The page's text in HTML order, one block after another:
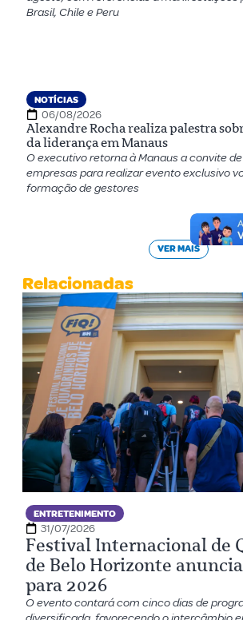
Brasil, Chile e Peru
NOTÍCIAS
06/08/2026
Alexandre Rocha realiza palestra
da liderança em Manaus
O executivo retorna à Manaus a convite
empresas para realizar evento exclusivo
formação de gestores
VER MAIS
Relacionadas
ENTRETENIMENTO
31/07/2026
Festival Internacional de
de Belo Horizonte
para 2026
O evento contará com cinco dias de